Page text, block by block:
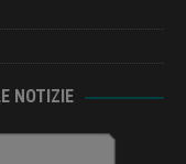
NOTIZIE